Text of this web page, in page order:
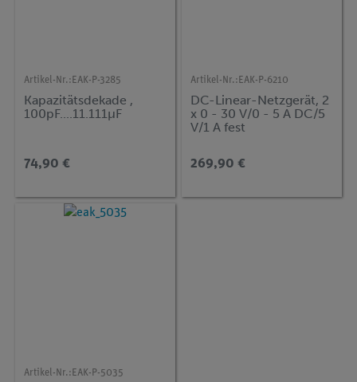
Artikel-Nr.: EAK-P-3285
Kapazitätsdekade ,
100pF....11.111µF
74,90 €
Artikel-Nr.: EAK-P-6210
DC-Linear-Netzgerät, 2
x 0 - 30 V/0 - 5 A DC/5
V/1 A fest
269,90 €
Artikel-Nr.: EAK-P-5035